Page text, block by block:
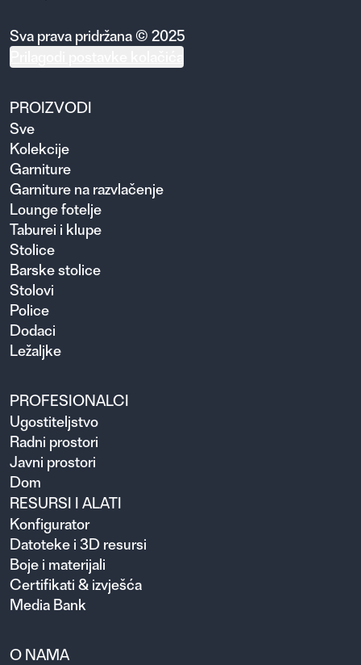
Sva prava pridržana © 2025
PROIZVODI
Sve
Kolekcije
Garniture
Garniture na razvlačenje
Lounge fotelje
Taburei i klupe
Stolice
Barske stolice
Stolovi
Police
Dodaci
Ležaljke
PROFESIONALCI
Ugosti­teljstvo
Radni prostori
Javni prostori
Dom
RESURSI I ALATI
Konfigurator
Datoteke i 3D resursi
Boje i materijali
Certifikati & izvješća
Media Bank
O NAMA